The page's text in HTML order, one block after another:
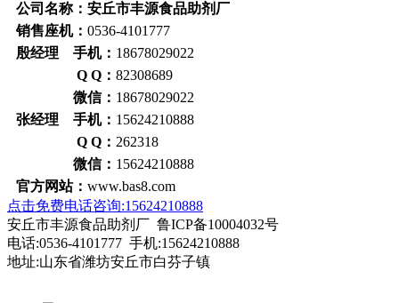
公司名称：安丘市丰源食品助剂厂
销售座机： 0536-4101777
殷经理 手机： 18678029022
Q Q： 82308689
微信： 18678029022
张经理 手机： 15624210888
Q Q： 262318
微信： 15624210888
官方网站： www.bas8.com
点击免费电话咨询:15624210888
安丘市丰源食品助剂厂 鲁ICP备10004032号
电话:0536-4101777 手机:15624210888
地址:山东省潍坊安丘市白芬子镇